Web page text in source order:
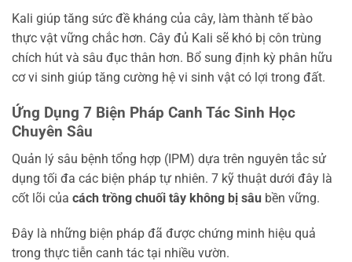
Kali giúp tăng sức đề kháng của cây, làm thành tế bào
thực vật vững chắc hơn. Cây đủ Kali sẽ khó bị côn trùng
chích hút và sâu đục thân hơn. Bổ sung định kỳ phân hữu
cơ vi sinh giúp tăng cường hệ vi sinh vật có lợi trong đất.
Ứng Dụng 7 Biện Pháp Canh Tác Sinh Học
Chuyên Sâu
Quản lý sâu bệnh tổng hợp (IPM) dựa trên nguyên tắc sử
dụng tối đa các biện pháp tự nhiên. 7 kỹ thuật dưới đây là
cốt lõi của cách trồng chuối tây không bị sâu bền vững.
Đây là những biện pháp đã được chứng minh hiệu quả
trong thực tiễn canh tác tại nhiều vườn.